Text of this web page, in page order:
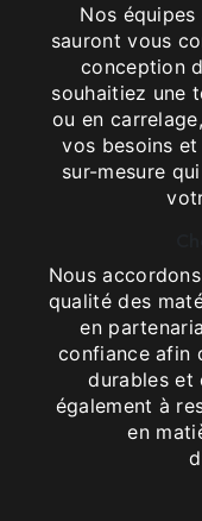
Nos
sauront vous
conception
souhaitiez une
ou en
vos besoins
sur-mesure
Nous
qualité des
en
confiance afin
durables et
également à
en